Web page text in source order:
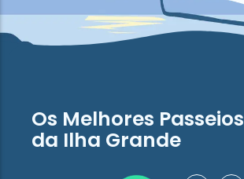
Os Melhores Passeios
da Ilha Grande